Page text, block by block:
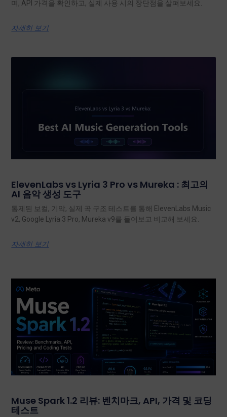
며, API 가격을 확인하고, 실제 사용 시의 장단점을 살펴보세요.
자세히 보기
ElevenLabs vs Lyria 3 Pro vs Mureka : 최고의
AI 음악 생성 도구
통제된 보컬, 기악, 실제 곡 구조 테스트를 통해 ElevenLabs Music
v2, Google Lyria 3 Pro, Mureka v9를 들어보고 비교해 보세요.
자세히 보기
Muse Spark 1.2 리뷰: 벤치마크, API, 가격 및 코딩
테스트